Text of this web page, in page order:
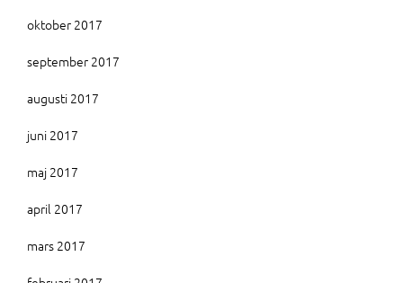
oktober 2017
september 2017
augusti 2017
juni 2017
maj 2017
april 2017
mars 2017